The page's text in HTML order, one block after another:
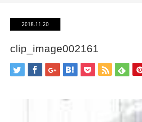
2018.11.20
clip_image002161